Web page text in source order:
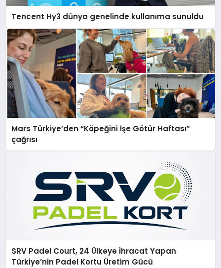
Tencent Hy3 dünya genelinde kullanıma sunuldu
Mars Türkiye’den “Köpeğini İşe Götür Haftası”
çağrısı
SRV Padel Court, 24 Ülkeye İhracat Yapan
Türkiye’nin Padel Kortu Üretim Gücü